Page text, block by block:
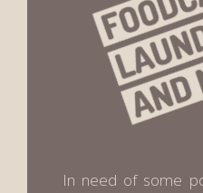
In need of some